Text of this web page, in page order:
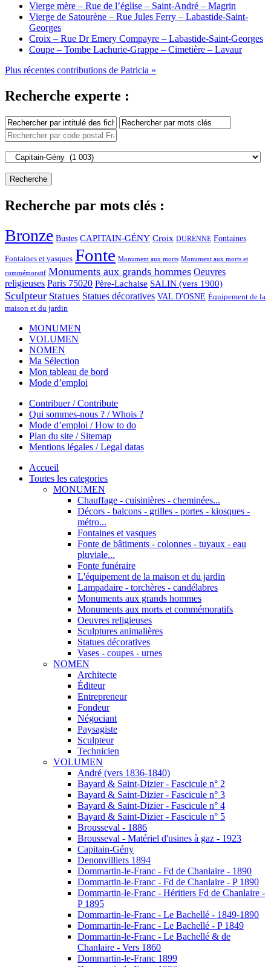
Vierge mère – Rue de l’église – Saint-André – Magrin
Vierge de Satourène – Rue Jules Ferry – Labastide-Saint-
Georges
Croix – Rue Dr Emery Compayre – Labastide-Saint-Georges
Coupe – Tombe Lachurie-Grappe – Cimetière – Lavaur
Plus récentes contributions de Patricia »
Recherche experte :
Recherche par mots clés :
Bronze Bustes CAPITAIN-GÉNY Croix DURENNE Fontaines
Fontaines et vasques Fonte Monument aux morts Monument aux morts et
commémoratif Monuments aux grands hommes Oeuvres
religieuses Paris 75020 Père-Lachaise SALIN (vers 1900)
Sculpteur Statues Statues décoratives VAL D'OSNE Équipement de la
maison et du jardin
MONUMEN
VOLUMEN
NOMEN
Ma Sélection
Mon tableau de bord
Mode d’emploi
Contribuer / Contribute
Qui sommes-nous ? / Whois ?
Mode d’emploi / How to do
Plan du site / Sitemap
Mentions légales / Legal datas
Accueil
Toutes les categories
MONUMEN
Chauffage - cuisinières - cheminées...
Décors - balcons - grilles - portes - kiosques -
métro...
Fontaines et vasques
Fonte de bâtiments - colonnes - tuyaux - eau
pluviale...
Fonte funéraire
L'équipement de la maison et du jardin
Lampadaire - torchères - candélabres
Monuments aux grands hommes
Monuments aux morts et commémoratifs
Oeuvres religieuses
Sculptures animalières
Statues décoratives
Vases - coupes - urnes
NOMEN
Architecte
Éditeur
Entrepreneur
Fondeur
Négociant
Paysagiste
Sculpteur
Technicien
VOLUMEN
André (vers 1836-1840)
Bayard & Saint-Dizier - Fascicule n° 2
Bayard & Saint-Dizier - Fascicule n° 3
Bayard & Saint-Dizier - Fascicule n° 4
Bayard & Saint-Dizier - Fascicule n° 5
Brousseval - 1886
Brousseval - Matériel d'usines à gaz - 1923
Capitain-Gény
Denonvilliers 1894
Dommartin-le-Franc - Fd de Chanlaire - 1890
Dommartin-le-Franc - Fd de Chanlaire - P 1890
Dommartin-le-Franc - Héritiers Fd de Chanlaire -
P 1895
Dommartin-le-Franc - Le Bachellé - 1849-1890
Dommartin-le-Franc - Le Bachellé - P 1849
Dommartin-le-Franc - Le Bachellé & de
Chanlaire - Vers 1860
Dommartin-le-Franc 1899